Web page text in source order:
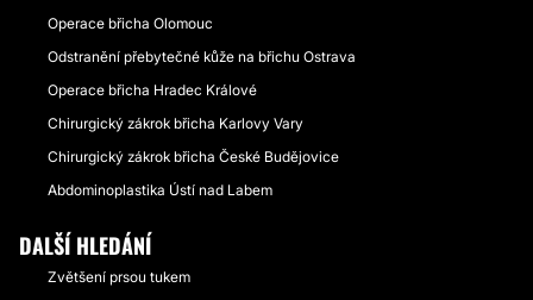
Operace břicha Olomouc
Odstranění přebytečné kůže na břichu Ostrava
Operace břicha Hradec Králové
Chirurgický zákrok břicha Karlovy Vary
Chirurgický zákrok břicha České Budějovice
Abdominoplastika Ústí nad Labem
DALŠÍ HLEDÁNÍ
Zvětšení prsou tukem